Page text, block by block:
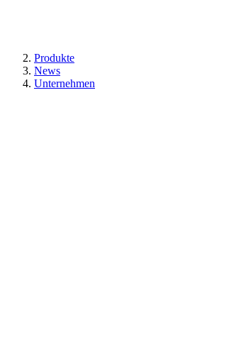
Produkte
News
Unternehmen